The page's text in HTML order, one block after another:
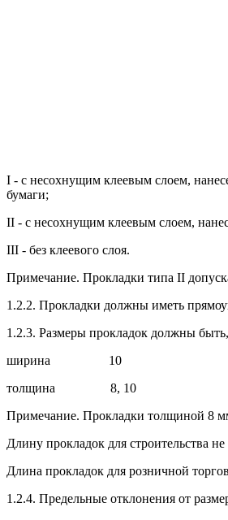
I - с несохнущим клеевым слоем,
бумаги;
II - с несохнущим клеевым слоем,
III - без клеевого слоя.
Примечание. Прокладки типа II
1.2.2. Прокладки должны иметь
1.2.3. Размеры прокладок должны
ширина 10
толщина 8, 10
Примечание. Прокладки толщиной 8
Длину прокладок для строительства
Длина прокладок для розничной
1.2.4. Предельные отклонения от